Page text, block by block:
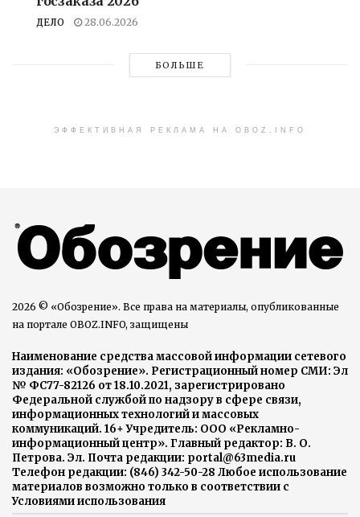
ДЕЛО 28.06.2026
БОЛЬШЕ
ЭФФЕКТИВНАЯ РЕКЛАМА НА OBOZ.INFO
2026 © «Обозрение». Все права на материалы, опубликованные
на портале OBOZ.INFO, защищены
Наименование средства массовой информации сетевого
издания: «Обозрение». Регистрационный номер СМИ: Эл
№ ФС77-82126 от 18.10.2021, зарегистрировано
Федеральной службой по надзору в сфере связи,
информационных технологий и массовых
коммуникаций. 16+ Учредитель: ООО «Рекламно-
информационный центр». Главный редактор: В. О.
Петрова. Эл. Почта редакции: portal@63media.ru
Телефон редакции: (846) 342-50-28 Любое использование
материалов возможно только в соответствии с
Условиями использования